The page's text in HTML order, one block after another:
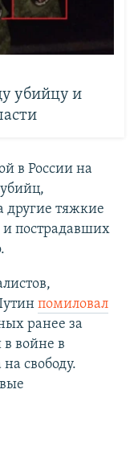
убийцу и
в России на
другие тяжкие
пострадавших
помиловал
ранее за
в войне в
свободу.